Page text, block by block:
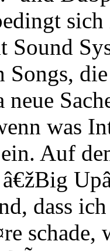
Sound
was
Auf
dass
schade,